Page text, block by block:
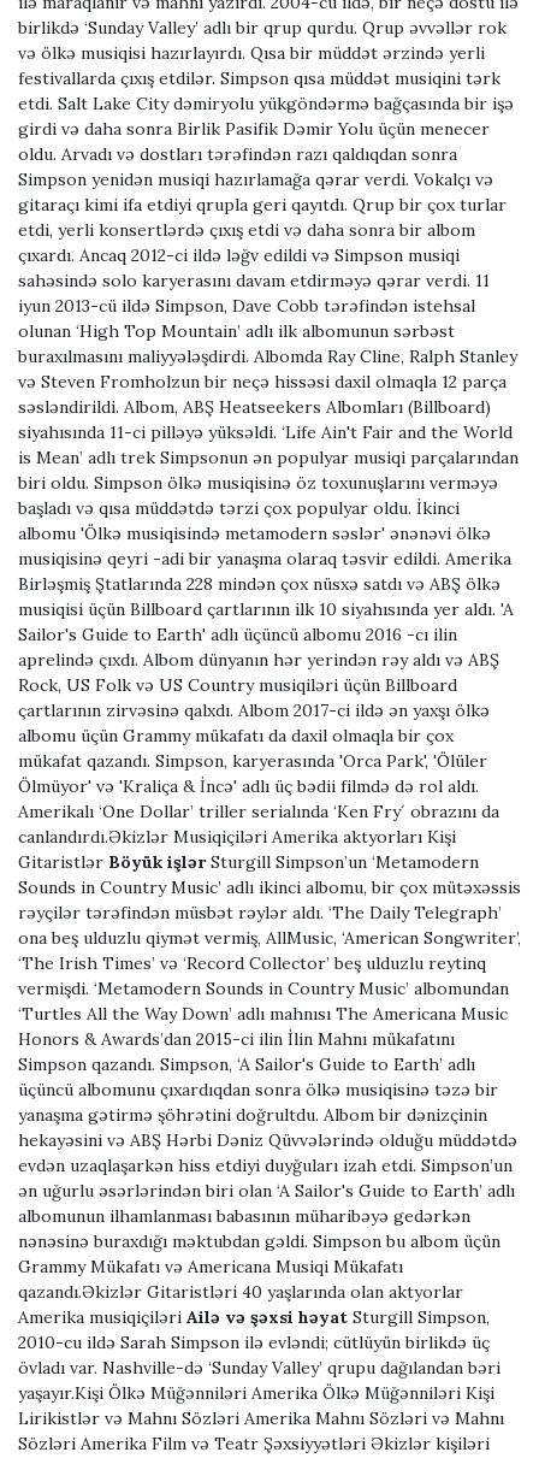
birlikdə ‘Sunday Valley’ adlı bir qrup qurdu. Qrup əvvəllər rok
və ölkə musiqisi hazırlayırdı. Qısa bir müddət ərzində yerli
festivallarda çıxış etdilər. Simpson qısa müddət musiqini tərk
etdi. Salt Lake City dəmiryolu yükgöndərmə bağçasında bir işə
girdi və daha sonra Birlik Pasifik Dəmir Yolu üçün menecer
oldu. Arvadı və dostları tərəfindən razı qaldıqdan sonra
Simpson yenidən musiqi hazırlamağa qərar verdi. Vokalçı və
gitaraçı kimi ifa etdiyi qrupla geri qayıtdı. Qrup bir çox turlar
etdi, yerli konsertlərdə çıxış etdi və daha sonra bir albom
çıxardı. Ancaq 2012-ci ildə ləğv edildi və Simpson musiqi
sahəsində solo karyerasını davam etdirməyə qərar verdi. 11
iyun 2013-cü ildə Simpson, Dave Cobb tərəfindən istehsal
olunan ‘High Top Mountain’ adlı ilk albomunun sərbəst
buraxılmasını maliyyələşdirdi. Albomda Ray Cline, Ralph Stanley
və Steven Fromholzun bir neçə hissəsi daxil olmaqla 12 parça
səsləndirildi. Albom, ABŞ Heatseekers Albomları (Billboard)
siyahısında 11-ci pilləyə yüksəldi. ‘Life Ain't Fair and the World
is Mean’ adlı trek Simpsonun ən populyar musiqi parçalarından
biri oldu. Simpson ölkə musiqisinə öz toxunuşlarını verməyə
başladı və qısa müddətdə tərzi çox populyar oldu. İkinci
albomu 'Ölkə musiqisində metamodern səslər' ənənəvi ölkə
musiqisinə qeyri -adi bir yanaşma olaraq təsvir edildi. Amerika
Birləşmiş Ştatlarında 228 mindən çox nüsxə satdı və ABŞ ölkə
musiqisi üçün Billboard çartlarının ilk 10 siyahısında yer aldı. 'A
Sailor's Guide to Earth' adlı üçüncü albomu 2016 -cı ilin
aprelində çıxdı. Albom dünyanın hər yerindən rəy aldı və ABŞ
Rock, US Folk və US Country musiqiləri üçün Billboard
çartlarının zirvəsinə qalxdı. Albom 2017-ci ildə ən yaxşı ölkə
albomu üçün Grammy mükafatı da daxil olmaqla bir çox
mükafat qazandı. Simpson, karyerasında 'Orca Park', 'Ölüler
Ölmüyor' və 'Kraliça & İncə' adlı üç bədii filmdə də rol aldı.
Amerikalı ‘One Dollar’ triller serialında ‘Ken Fry´ obrazını da
canlandırdı.Əkizlər Musiqiçiləri Amerika aktyorları Kişi
Gitaristlər Böyük işlərSturgill Simpson’un ‘Metamodern
Sounds in Country Music’ adlı ikinci albomu, bir çox mütəxəssis
rəyçilər tərəfindən müsbət rəylər aldı. ‘The Daily Telegraph’
ona beş ulduzlu qiymət vermiş, AllMusic, ‘American Songwriter’,
‘The Irish Times’ və ‘Record Collector’ beş ulduzlu reytinq
vermişdi. ‘Metamodern Sounds in Country Music’ albomundan
‘Turtles All the Way Down’ adlı mahnısı The Americana Music
Honors & Awards’dan 2015-ci ilin İlin Mahnı mükafatını
Simpson qazandı. Simpson, ‘A Sailor's Guide to Earth’ adlı
üçüncü albomunu çıxardıqdan sonra ölkə musiqisinə təzə bir
yanaşma gətirmə şöhrətini doğrultdu. Albom bir dənizçinin
hekayəsini və ABŞ Hərbi Dəniz Qüvvələrində olduğu müddətdə
evdən uzaqlaşarkən hiss etdiyi duyğuları izah etdi. Simpson’un
ən uğurlu əsərlərindən biri olan ‘A Sailor's Guide to Earth’ adlı
albomunun ilhamlanması babasının müharibəyə gedərkən
nənəsinə buraxdığı məktubdan gəldi. Simpson bu albom üçün
Grammy Mükafatı və Americana Musiqi Mükafatı
qazandı.Əkizlər Gitaristləri 40 yaşlarında olan aktyorlar
Amerika musiqiçiləri Ailə və şəxsi həyat Sturgill Simpson,
2010-cu ildə Sarah Simpson ilə evləndi; cütlüyün birlikdə üç
övladı var. Nashville-də ‘Sunday Valley’ qrupu dağılandan bəri
yaşayır.Kişi Ölkə Müğənniləri Amerika Ölkə Müğənniləri Kişi
Lirikistlər və Mahnı Sözləri Amerika Mahnı Sözləri və Mahnı
Sözləri Amerika Film və Teatr Şəxsiyyətləri Əkizlər kişiləri